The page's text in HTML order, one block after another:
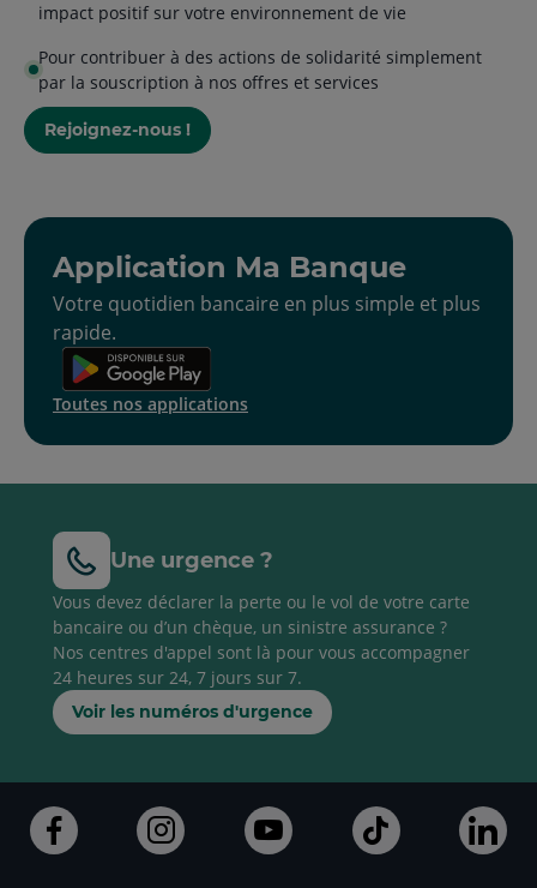
impact positif sur votre environnement de vie
Pour contribuer à des actions de solidarité simplement
par la souscription à nos offres et services
Rejoignez-nous !
Application Ma Banque
Votre quotidien bancaire en plus simple et plus
rapide.
Toutes nos applications
Une urgence ?
Vous devez déclarer la perte ou le vol de votre carte
bancaire ou d’un chèque, un sinistre assurance ?
Nos centres d'appel sont là pour vous accompagner
24 heures sur 24, 7 jours sur 7.
Voir les numéros d'urgence
Aller Aller Aller Aller